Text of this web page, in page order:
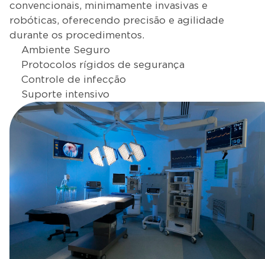
convencionais, minimamente invasivas e
robóticas, oferecendo precisão e agilidade
durante os procedimentos.
Ambiente Seguro
Protocolos rígidos de segurança
Controle de infecção
Suporte intensivo